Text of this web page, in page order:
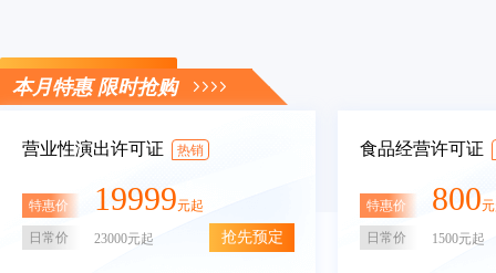
立即咨询
本月特惠 限时抢购
营业性演出许可证 热销
特惠价 19999元起
日常价 23000元起 抢先预定
食品经营许可证
特惠价 800
日常价 1500元起